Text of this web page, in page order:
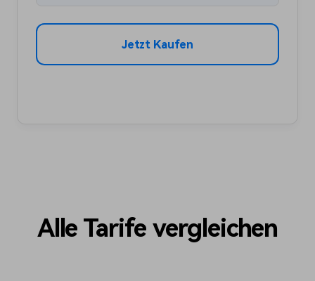
Jetzt Kaufen
Alle Tarife vergleichen